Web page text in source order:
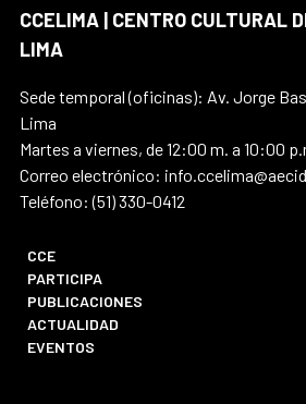
CCELIMA | CENTRO CULTURAL
LIMA
Sede temporal (oficinas): Av. Jorge
Lima
Martes a viernes, de 12:00 m. a 10:00
Correo electrónico:
Teléfono: (51) 330-0412
CCE
PARTICIPA
PUBLICACIONES
ACTUALIDAD
EVENTOS